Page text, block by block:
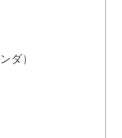
ダ）